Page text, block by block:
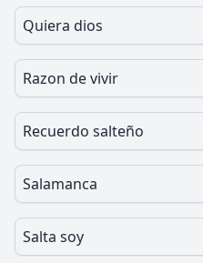
Quiera dios
Razon de vivir
Recuerdo salteño
Salamanca
Salta soy